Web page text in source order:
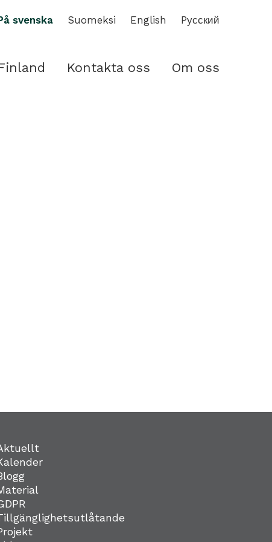
svenska Suomeksi English Pусский
Kontakta oss Om oss